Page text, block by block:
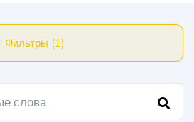
Фильтры (1)